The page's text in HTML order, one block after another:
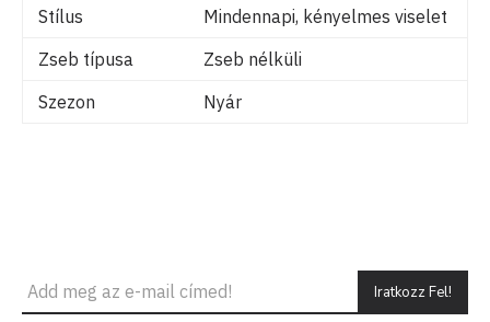
Stílus
Mindennapi, kényelmes viselet
Zseb típusa
Zseb nélküli
Szezon
Nyár
Iratkozz Fel!